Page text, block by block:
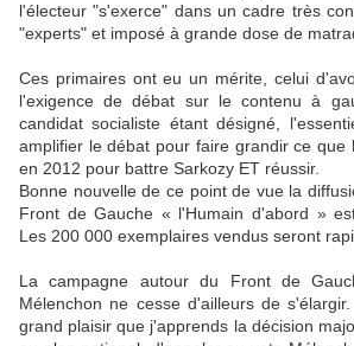
l'électeur "s'exerce" dans un cadre très
"experts" et imposé à grande dose de
Ces primaires ont eu un mérite, celui
l'exigence de débat sur le contenu à
candidat socialiste étant désigné,
amplifier le débat pour faire grandir ce que
en 2012 pour battre Sarkozy ET réussir.
Bonne nouvelle de ce point de vue la
Front de Gauche « l'Humain d'abord »
Les 200 000 exemplaires vendus seront
La campagne autour du Front de
Mélenchon ne cesse d'ailleurs de
grand plaisir que j'apprends la décision